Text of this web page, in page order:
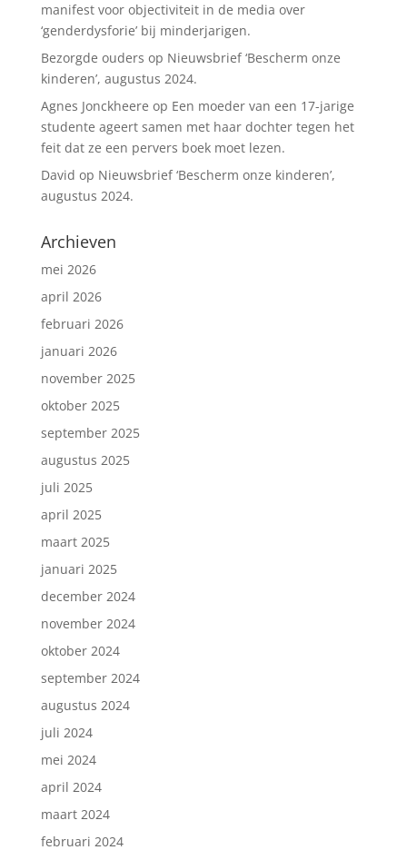
manifest voor objectiviteit in de media over
‘genderdysforie’ bij minderjarigen.
Bezorgde ouders op Nieuwsbrief ‘Bescherm onze
kinderen’, augustus 2024.
Agnes Jonckheere op Een moeder van een 17-jarige
studente ageert samen met haar dochter tegen het
feit dat ze een pervers boek moet lezen.
David op Nieuwsbrief ‘Bescherm onze kinderen’,
augustus 2024.
Archieven
mei 2026
april 2026
februari 2026
januari 2026
november 2025
oktober 2025
september 2025
augustus 2025
juli 2025
april 2025
maart 2025
januari 2025
december 2024
november 2024
oktober 2024
september 2024
augustus 2024
juli 2024
mei 2024
april 2024
maart 2024
februari 2024